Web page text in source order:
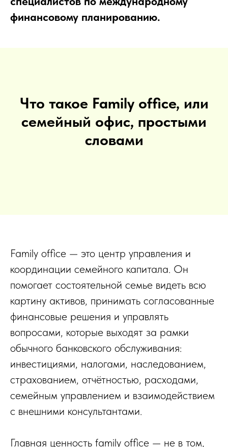
финансовому планированию.
Что такое Family office, или
семейный офис, простыми
словами
Family office — это центр управления и
координации семейного капитала. Он
помогает состоятельной семье видеть всю
картину активов, принимать согласованные
финансовые решения и управлять
вопросами, которые выходят за рамки
обычного банковского обслуживания:
инвестициями, налогами, наследованием,
страхованием, отчётностью, расходами,
семейным управлением и взаимодействием
с внешними консультантами.
Главная ценность family office — не в том,